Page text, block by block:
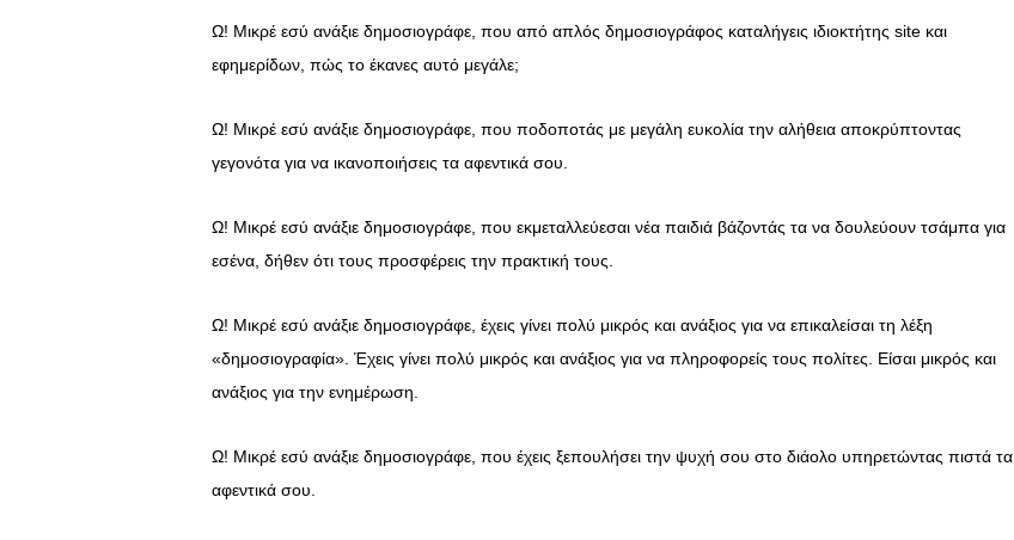
Ω! Μικρέ εσύ ανάξιε δημοσιογράφε, που από απλός δημοσιογράφος καταλήγεις ιδιοκτήτης site και
εφημερίδων, πώς το έκανες αυτό μεγάλε;
Ω! Μικρέ εσύ ανάξιε δημοσιογράφε, που ποδοποτάς με μεγάλη ευκολία την αλήθεια αποκρύπτοντας
γεγονότα για να ικανοποιήσεις τα αφεντικά σου.
Ω! Μικρέ εσύ ανάξιε δημοσιογράφε, που εκμεταλλεύεσαι νέα παιδιά βάζοντάς τα να δουλεύουν τσάμπα για
εσένα, δήθεν ότι τους προσφέρεις την πρακτική τους.
Ω! Μικρέ εσύ ανάξιε δημοσιογράφε, έχεις γίνει πολύ μικρός και ανάξιος για να επικαλείσαι τη λέξη
«δημοσιογραφία». Έχεις γίνει πολύ μικρός και ανάξιος για να πληροφορείς τους πολίτες. Είσαι μικρός και
ανάξιος για την ενημέρωση.
Ω! Μικρέ εσύ ανάξιε δημοσιογράφε, που έχεις ξεπουλήσει την ψυχή σου στο διάολο υπηρετώντας πιστά τα
αφεντικά σου.